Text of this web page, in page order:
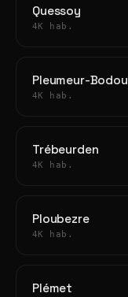
Quessoy
4K hab.
Pleumeur-Bodou
4K hab.
Trébeurden
4K hab.
Ploubezre
4K hab.
Plémet